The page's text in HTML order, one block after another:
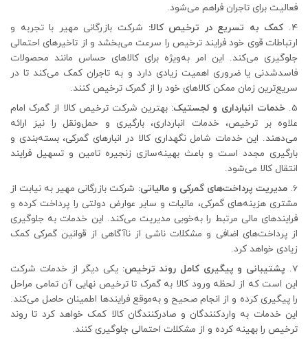
فعالیت برای تاجران فراهم می‌شود.
کمک به تسریع در ترخیص کالا: شرکت بازرگانی مهیر با تجربه و
ارتباطات قوی خود فرایند ترخیص را سرعت می‌بخشد و از تاخیرهای احتمالی
جلوگیری می‌کند. این امر به‌ویژه برای کالاهای حساس مانند محصولات
فاسدشدنی یا ضروری اهمیت زیادی دارد و به تاجران کمک می‌کند تا در
سریع‌ترین زمان ممکن کالاهای خود را از گمرک ترخیص کنند.
خدمات انبارداری و لجستیک: بهترین شرکت‌ ترخیص کالا از گمرک امام
علاوه بر ترخیص، خدمات انبارداری، بارگیری و حمل‌ونقل را نیز ارائه
می‌دهند. این خدمات شامل نگهداری کالا در انبارهای گمرکی، بسته‌بندی و
بارگیری مجدد است و باعث بهینه‌سازی زنجیره تامین و تسهیل فرایند
انتقال کالا می‌شود.
مدیریت پرداخت‌های گمرکی و مالیاتی: شرکت‌ بازرگانی مهیر به نیابت از
مشتری هزینه‌های گمرکی، مالیات و سایر عوارض دولتی را پرداخت کرده و
فرایندهای مالی مرتبط را به‌خوبی مدیریت می‌کند. این خدمات به جلوگیری
از پرداخت‌های اضافی و مشکلات ناشی از ناآگاهی از قوانین گمرکی کمک
زیادی خواهد کرد.
پشتیبانی و پیگیری کامل روند ترخیص: یکی دیگر از خدمات شرکت‌
این است که از لحظه ورود کالا به گمرک تا ترخیص نهایی آن تمامی مراحل
را پیگیری کرده و از انجام صحیح و به‌موقع فرایندها اطمینان حاصل می‌کند.
این خدمات به واردکنندگان و صادرکنندگان کالا کمک خواهد کرد تا روند
ترخیص را بهینه کرده و از مشکلات احتمالی جلوگیری کنند.